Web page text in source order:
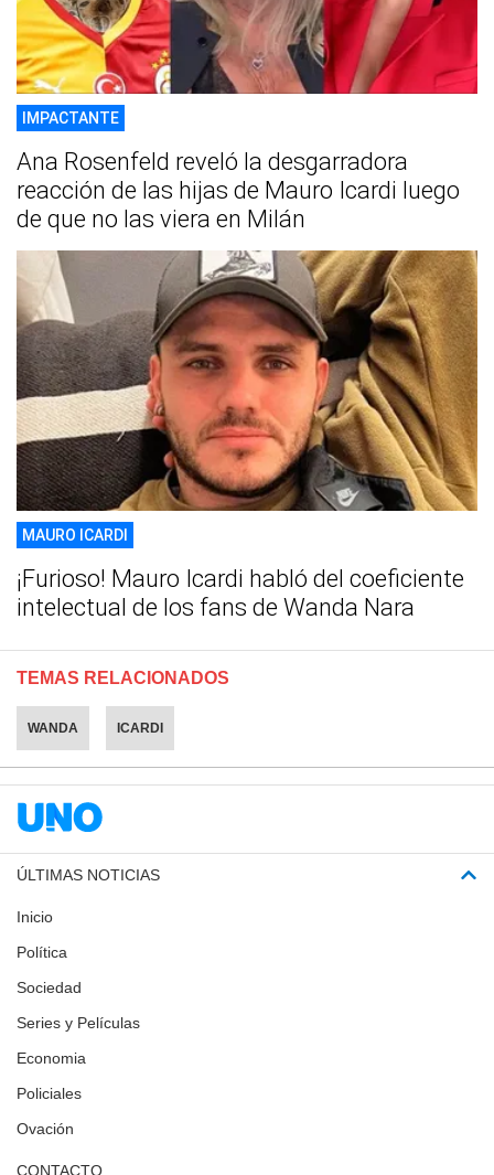
IMPACTANTE
Ana Rosenfeld reveló la desgarradora
reacción de las hijas de Mauro Icardi luego
de que no las viera en Milán
MAURO ICARDI
¡Furioso! Mauro Icardi habló del coeficiente
intelectual de los fans de Wanda Nara
TEMAS RELACIONADOS
WANDA ICARDI
ÚLTIMAS NOTICIAS
Inicio
Política
Sociedad
Series y Películas
Economia
Policiales
Ovación
CONTACTO